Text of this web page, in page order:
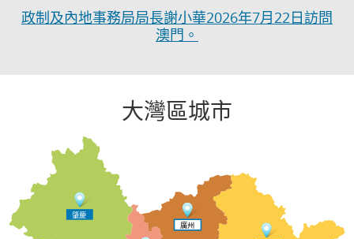
政制及內地事務局局長謝小華2026年7月22日訪問
澳門。
大灣區城市
廣州
肇慶